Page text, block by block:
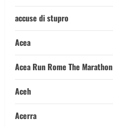
accuse di stupro
Acea
Acea Run Rome The Marathon
Aceh
Acerra